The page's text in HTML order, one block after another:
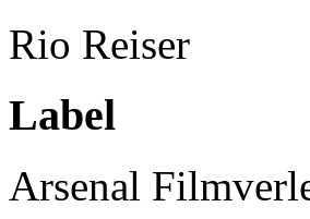
Rio Reiser
Label
Arsenal